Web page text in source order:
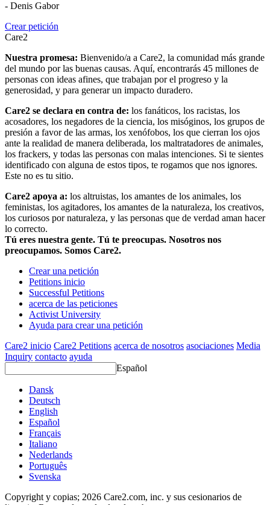
- Denis Gabor
Crear petición
Care2
Nuestra promesa: Bienvenido/a a Care2, la comunidad más grande
del mundo por las buenas causas. Aquí, encontrarás 45 millones de
personas con ideas afines, que trabajan por el progreso y la
generosidad, y para generar un impacto duradero.
Care2 se declara en contra de: los fanáticos, los racistas, los
acosadores, los negadores de la ciencia, los misóginos, los grupos de
presión a favor de las armas, los xenófobos, los que cierran los ojos
ante la realidad de manera deliberada, los maltratadores de animales,
los frackers, y todas las personas con malas intenciones. Si te sientes
identificado con alguna de estos tipos, te rogamos que nos ignores.
Este no es tu sitio.
Care2 apoya a: los altruistas, los amantes de los animales, los
feministas, los agitadores, los amantes de la naturaleza, los creativos,
los curiosos por naturaleza, y las personas que de verdad aman hacer
lo correcto.
Tú eres nuestra gente. Tú te preocupas. Nosotros nos
preocupamos. Somos Care2.
Crear una petición
Petitions inicio
Successful Petitions
acerca de las peticiones
Activist University
Ayuda para crear una petición
Care2 inicio Care2 Petitions acerca de nosotros asociaciones Media
Inquiry contacto ayuda
Español
Dansk
Deutsch
English
Español
Français
Italiano
Nederlands
Português
Svenska
Copyright y copias; 2026 Care2.com, inc. y sus cesionarios de